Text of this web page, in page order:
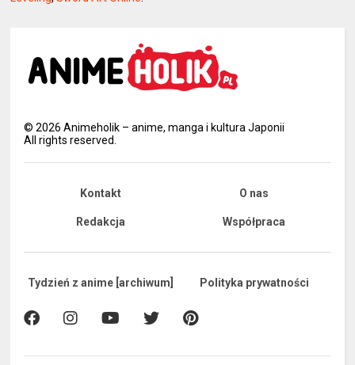
©2026 Animeholik – anime, manga i kultura Japonii
All rights reserved.
Kontakt O nas
Redakcja Współpraca
Tydzień z anime [archiwum] Polityka prywatności